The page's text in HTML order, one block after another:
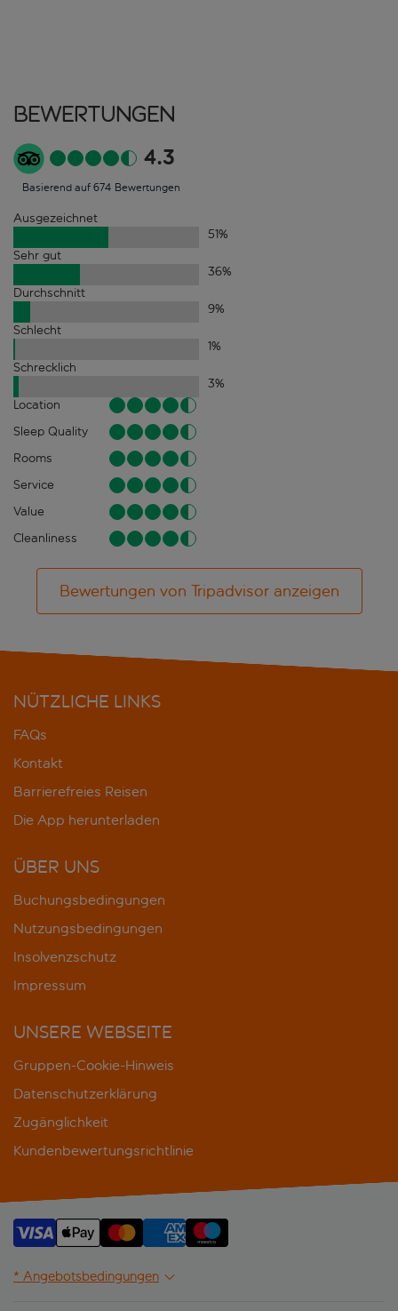
Bewertungen
4.3
Basierend auf 674 Bewertungen
Ausgezeichnet
51%
Sehr gut
36%
Durchschnitt
9%
Schlecht
1%
Schrecklich
3%
Location
Sleep Quality
Rooms
Service
Value
Cleanliness
Bewertungen von Tripadvisor anzeigen
NÜTZLICHE LINKS
FAQs
Kontakt
Barrierefreies Reisen
Die App herunterladen
ÜBER UNS
Buchungsbedingungen
Nutzungsbedingungen
Insolvenzschutz
Impressum
UNSERE WEBSEITE
Gruppen-Cookie-Hinweis
Datenschutzerklärung
Zugänglichkeit
Kundenbewertungsrichtlinie
* Angebotsbedingungen